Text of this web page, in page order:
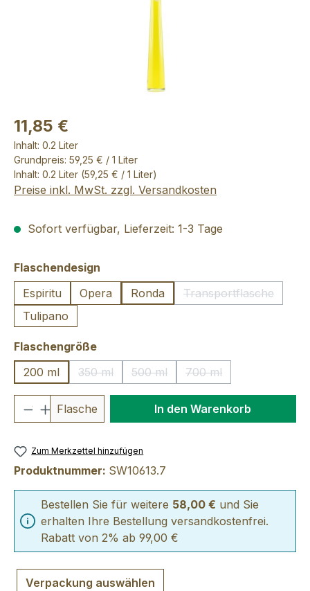
11,85 €
Inhalt: 0.2 Liter
Grundpreis: 59,25 € / 1 Liter
Inhalt: 0.2 Liter (59,25 € / 1 Liter)
Preise inkl. MwSt. zzgl. Versandkosten
Sofort verfügbar, Lieferzeit: 1-3 Tage
Flaschendesign
Espiritu
Opera Ronda Transportflasche
(Diese Option ist
Tulipano
Flaschengrößeauswählen
200 ml
350 ml
(Diese Option ist zurzeit nicht verfügbar.)
500 ml
(Diese Option ist zurzeit nicht
700 ml
(Diese Option ist
Produkt Anzahl: Gib den
Flasche In den Warenkorb
Zum Merkzettel hinzufügen
Produktnummer: SW10613.7
Bestellen Sie für weitere 58,00 € und Sie
erhalten Ihre Bestellung versandkostenfrei.
Rabatt von 2% ab 99,00 €
Verpackung auswählen